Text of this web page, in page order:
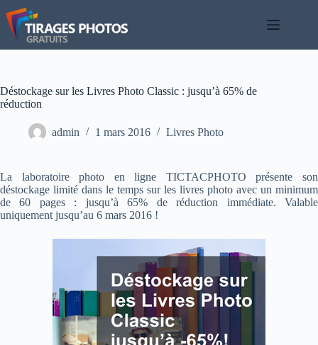
Passer
au
contenu
Déstockage sur les Livres Photo Classic : jusqu’à 65% de
réduction
admin 1 mars 2016 Livres Photo
La laboratoire photo en ligne TICTACPHOTO présente son
déstockage limité dans le temps sur les livres photo avec un minimum
de 60 pages : jusqu’à 65% de réduction immédiate. Valable
uniquement jusqu’au 6 mars 2016 !